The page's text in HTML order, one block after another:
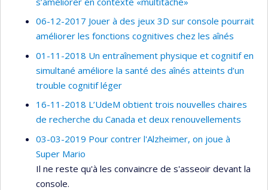
06-12-2017 Jouer à des jeux 3D sur console pourrait
améliorer les fonctions cognitives chez les aînés
01-11-2018 Un entraînement physique et cognitif en
simultané améliore la santé des aînés atteints d’un
trouble cognitif léger
16-11-2018 L’UdeM obtient trois nouvelles chaires
de recherche du Canada et deux renouvellements
03-03-2019 Pour contrer l'Alzheimer, on joue à
Super Mario
Il ne reste qu'à les convaincre de s'asseoir devant la
console.